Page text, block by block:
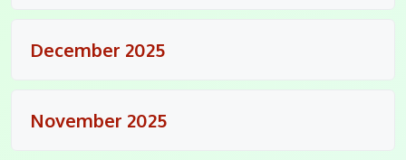
December 2025
November 2025